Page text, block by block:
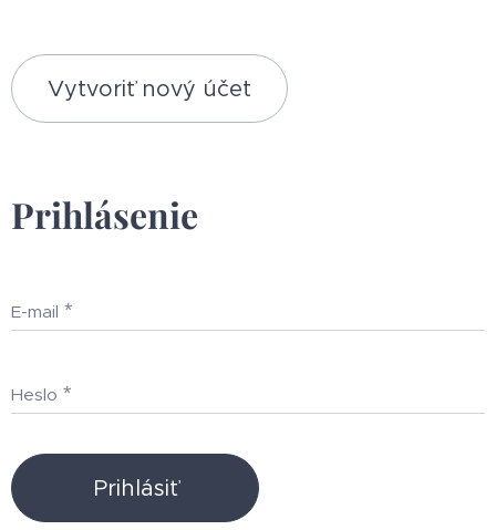
Vytvoriť nový účet
Prihlásenie
E-mail
Heslo
Prihlásiť